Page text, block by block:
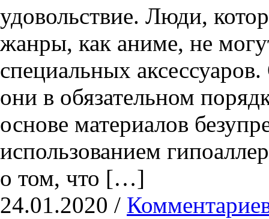
удовольствие. Люди,
жанры, как аниме, не
специальных
они в обязательном
основе материалов
использованием
о том, что […]
24.01.2020 /